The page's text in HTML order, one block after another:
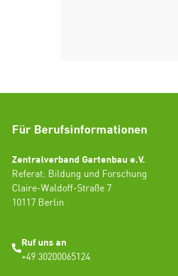
Für Berufsinformationen
Zentralverband Gartenbau e.V.
Referat: Bildung und Forschung
Claire-Waldoff-Straße 7
10117 Berlin
Ruf uns an
+49 30200065124